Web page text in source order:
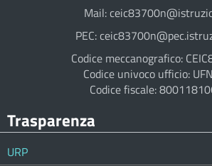
Mail:
PEC:
Codice meccanografico:
Codice univoco ufficio:
Codice fiscale:
Trasparenza
URP